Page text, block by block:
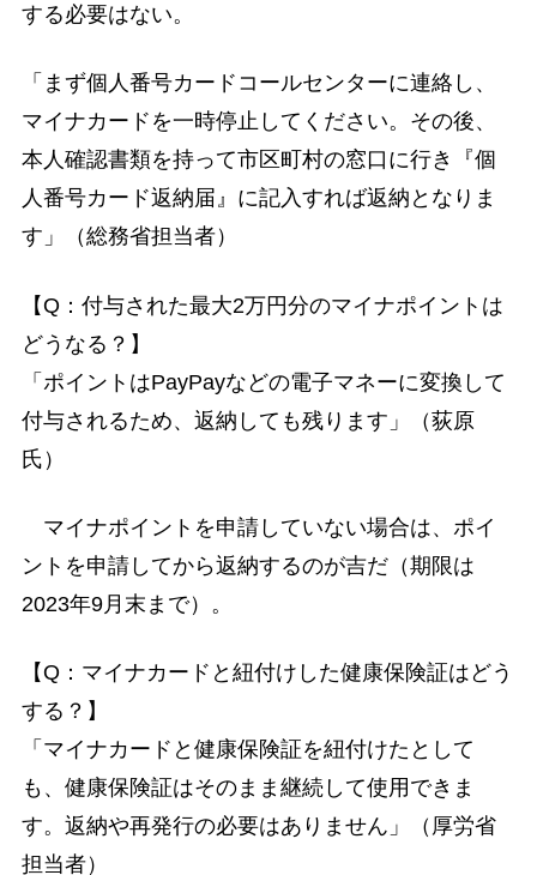
する必要はない。
「まず個人番号カードコールセンターに連絡し、
マイナカードを一時停止してください。その後、
本人確認書類を持って市区町村の窓口に行き『個
人番号カード返納届』に記入すれば返納となりま
す」（総務省担当者）
【Q：付与された最大2万円分のマイナポイントは
どうなる？】
「ポイントはPayPayなどの電子マネーに変換して
付与されるため、返納しても残ります」（荻原
氏）
マイナポイントを申請していない場合は、ポイ
ントを申請してから返納するのが吉だ（期限は
2023年9月末まで）。
【Q：マイナカードと紐付けした健康保険証はどう
する？】
「マイナカードと健康保険証を紐付けたとして
も、健康保険証はそのまま継続して使用できま
す。返納や再発行の必要はありません」（厚労省
担当者）